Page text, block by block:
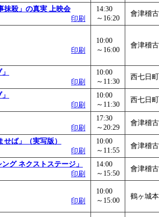
抹殺」の真実 上映会
印刷
14:30
～16:20
會津稽
印刷
10:00
～16:00
會津稽
印刷
10:00
～11:30
西七日
印刷
10:00
～11:30
西七日
印刷
17:30
～20:29
會津稽
ば」（実写版）
印刷
10:00
～11:55
會津稽
グ ネクストステージ」
印刷
14:00
～15:50
會津稽
印刷
10:00
～15:00
鶴ヶ城